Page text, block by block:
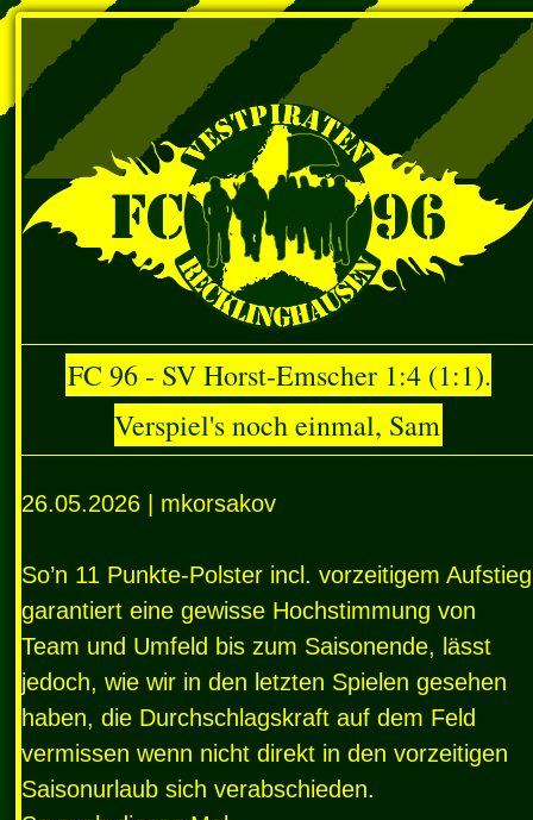
FC 96 - SV Horst-Emscher 1:4 (1:1).
Verspiel's noch einmal, Sam
26.05.2026 | mkorsakov
So’n 11 Punkte-Polster incl. vorzeitigem Aufstieg
garantiert eine gewisse Hochstimmung von
Team und Umfeld bis zum Saisonende, lässt
jedoch, wie wir in den letzten Spielen gesehen
haben, die Durchschlagskraft auf dem Feld
vermissen wenn nicht direkt in den vorzeitigen
Saisonurlaub sich verabschieden.